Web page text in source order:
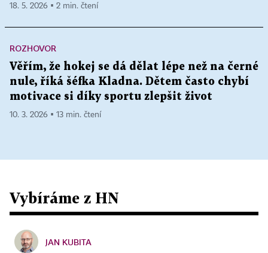
18. 5. 2026 ▪ 2 min. čtení
ROZHOVOR
Věřím, že hokej se dá dělat lépe než na černé
nule, říká šéfka Kladna. Dětem často chybí
motivace si díky sportu zlepšit život
10. 3. 2026 ▪ 13 min. čtení
Vybíráme z HN
JAN KUBITA